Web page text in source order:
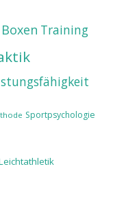
Boxen Training
Sportpsychologie